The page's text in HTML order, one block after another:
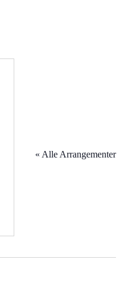
« Alle Arrangementer